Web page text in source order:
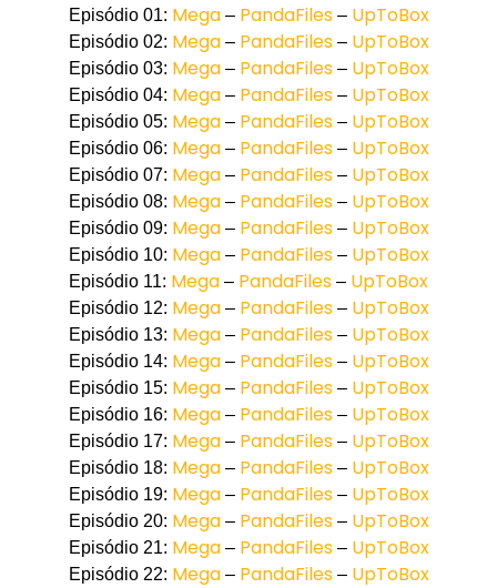
Episódio 01: Mega– PandaFiles– UpToBox
Episódio 02: Mega– PandaFiles– UpToBox
Episódio 03: Mega– PandaFiles– UpToBox
Episódio 04: Mega– PandaFiles– UpToBox
Episódio 05: Mega– PandaFiles– UpToBox
Episódio 06: Mega– PandaFiles– UpToBox
Episódio 07: Mega– PandaFiles– UpToBox
Episódio 08: Mega– PandaFiles– UpToBox
Episódio 09: Mega– PandaFiles– UpToBox
Episódio 10: Mega– PandaFiles– UpToBox
Episódio 11: Mega – PandaFiles – UpToBox
Episódio 12: Mega– PandaFiles– UpToBox
Episódio 13: Mega– PandaFiles– UpToBox
Episódio 14: Mega– PandaFiles– UpToBox
Episódio 15: Mega– PandaFiles– UpToBox
Episódio 16: Mega– PandaFiles– UpToBox
Episódio 17: Mega– PandaFiles– UpToBox
Episódio 18: Mega– PandaFiles– UpToBox
Episódio 19: Mega– PandaFiles– UpToBox
Episódio 20: Mega– PandaFiles– UpToBox
Episódio 21: Mega– PandaFiles– UpToBox
Episódio 22: Mega– PandaFiles– UpToBox